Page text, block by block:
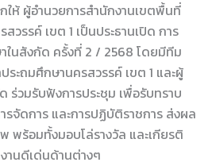
ให้ ผู้อำนวยการสำนักงานเขตพื้นที่
วรรค์ เขต 1 เป็นประธานเปิด การ
ในสังกัด ครั้งที่ 2 / 2568 โดยมีทีม
ะถมศึกษานครสวรรค์ เขต 1 และผู้
ร่วมรับฟังการประชุม เพื่อรับทราบ
รจัดการ และการปฏิบัติราชการ ส่งผล
พร้อมทั้งมอบโล่รางวัล และเกียรติ
านดีเด่นด้านต่างๆ